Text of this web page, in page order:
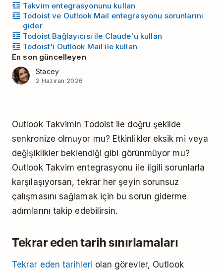
Takvim entegrasyonunu kullan
Todoist ve Outlook Mail entegrasyonu sorunlarını
gider
Todoist Bağlayıcısı ile Claude'u kullan
Todoist'i Outlook Mail ile kullan
En son güncelleyen
Stacey
2 Haziran 2026
Outlook Takvimin Todoist ile doğru şekilde
senkronize olmuyor mu? Etkinlikler eksik mi veya
değişiklikler beklendiği gibi görünmüyor mu?
Outlook Takvim entegrasyonu ile ilgili sorunlarla
karşılaşıyorsan, tekrar her şeyin sorunsuz
çalışmasını sağlamak için bu sorun giderme
adımlarını takip edebilirsin.
Tekrar eden tarih sınırlamaları
Tekrar eden tarihleri olan görevler, Outlook